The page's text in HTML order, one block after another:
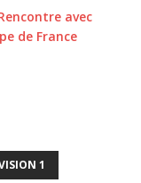
avec
de France
1